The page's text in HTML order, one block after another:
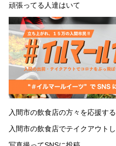
頑張ってる人達はいて
入間市の飲食店の方々を応援す
入間市の飲食店でテイクアウト